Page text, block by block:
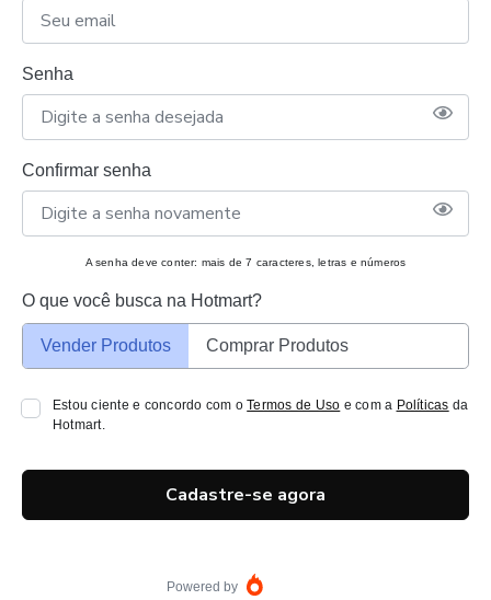
Senha
Confirmar senha
A senha deve conter: mais de 7 caracteres, letras e números
O que você busca na Hotmart?
Vender Produtos Comprar Produtos
Estou ciente e concordo com oTermos de Uso e com a Políticas da
Hotmart.
Cadastre-se agora
Powered by